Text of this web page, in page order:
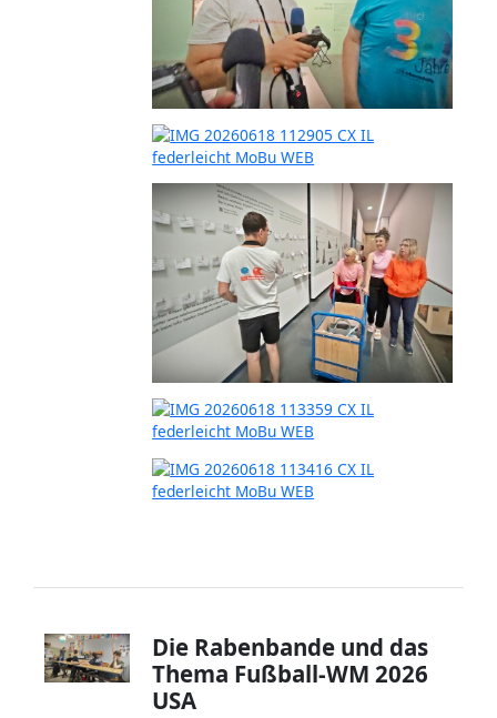
Die Rabenbande und das
Thema Fußball-WM 2026
USA